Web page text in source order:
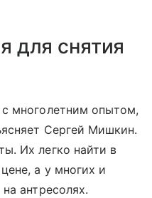
для снятия
многолетним опытом,
Сергей Мишкин.
Их легко найти в
а у многих и
антресолях.